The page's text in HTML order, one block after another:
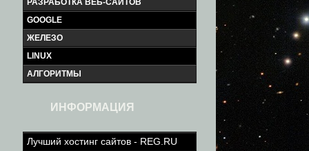
РАЗРАБОТКА ВЕБ-САЙТОВ
GOOGLE
ЖЕЛЕЗО
LINUX
АЛГОРИТМЫ
ИНФОРМАЦИЯ
Лучший хостинг сайтов - REG.RU